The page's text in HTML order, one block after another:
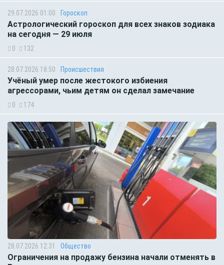
29.07.2026 01:00 Гороскоп
Астрологический гороскоп для всех знаков зодиака
на сегодня — 29 июля
0 132
28.07.2026 18:50 Происшествия
Учёный умер после жестокого избиения
агрессорами, чьим детям он сделал замечание
0 174
28.07.2026 12:31 Общество
Ограничения на продажу бензина начали отменять в